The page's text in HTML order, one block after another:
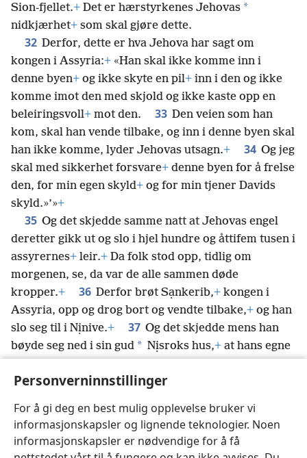
Personverninnstillinger
For å gi deg en best mulig opplevelse bruker vi
informasjonskapsler og lignende teknologier. Noen
informasjonskapsler er nødvendige for å få
Sion-fjellet.+ Det er hærstyrkenes Jehovas *
nidkjærhet+ som skal gjøre dette.
32 Derfor, dette er hva Jehova har sagt om
kongen i Assyria:+ «Han skal ikke komme inn i
denne byen+ og ikke skyte en pil+ inn i den og ikke
komme imot den med skjold og ikke kaste opp en
beleiringsvoll+ mot den. 33 Den veien som han
kom, skal han vende tilbake, og inn i denne byen skal
han ikke komme, lyder Jehovas utsagn.+ 34 Og jeg
skal med sikkerhet forsvare+ denne byen for å frelse
den, for min egen skyld+ og for min tjener Davids
skyld.»’»+
35 Og det skjedde samme natt at Jehovas engel
deretter gikk ut og slo i hjel hundre og åttifem tusen i
assyrernes+ leir.+ Da folk stod opp, tidlig om
morgenen, se, da var de alle sammen døde
kropper.+ 36 Derfor brøt Sạnkerib,+ kongen i
Assyria, opp og drog bort og vendte tilbake,+ og han
slo seg til i Nịnive.+ 37 Og det skjedde mens han
bøyde seg ned i sin gud * Nịsroks hus,+ at hans egne
sverdet,+og selv unnslapp de til Ạrarat-landet.
sted.